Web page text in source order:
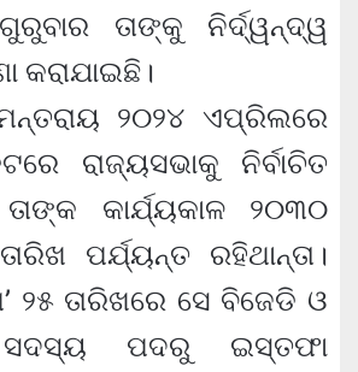
ତାଙ୍କୁ ନିର୍ଦ୍ୱନ୍ଦ୍ୱ
କରାଯାଇଛି।
୨୦୨୪ ଏପ୍ରିଲରେ
ରାଜ୍ୟସଭାକୁ ନିର୍ବାଚିତ
କାର୍ଯ୍ୟକାଳ ୨୦୩୦
ପର୍ଯ୍ୟନ୍ତ ରହିଥାନ୍ତା।
୨୫ ତାରିଖରେ ସେ ବିଜେଡି ଓ
ସଦସ୍ୟ ପଦରୁ ଇସ୍ତଫା